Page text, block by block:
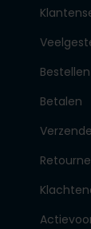
Bestellen
Betalen